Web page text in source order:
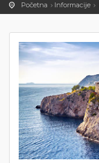
Početna Informacije